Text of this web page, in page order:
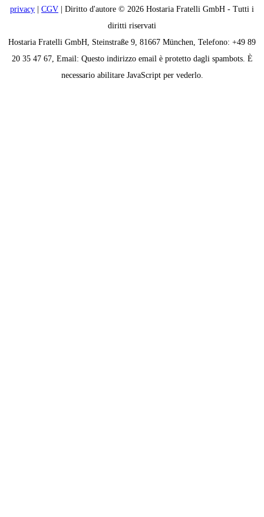
privacy
CGV | Diritto d'autore © 2026 Hostaria Fratelli GmbH - Tutti i
diritti riservati
Hostaria Fratelli GmbH, Steinstraße 9, 81667 München, Telefono: +49 89
20 35 47 67, Email: Questo indirizzo email è protetto dagli spambots. È
necessario abilitare JavaScript per vederlo.